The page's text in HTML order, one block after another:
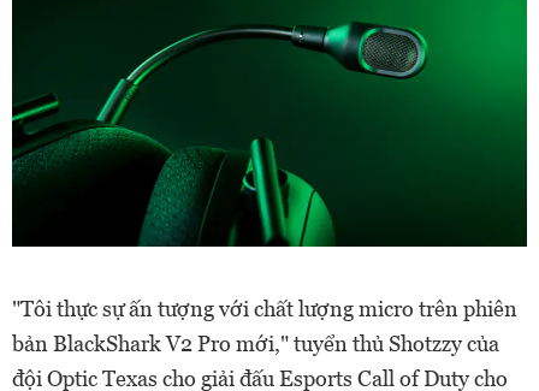
"Tôi thực sự ấn tượng với chất lượng micro trên phiên
bản BlackShark V2 Pro mới," tuyển thủ Shotzzy của
đội Optic Texas cho giải đấu Esports Call of Duty cho